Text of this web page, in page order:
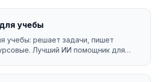
учебы
учебы: решает задачи, пишет
Лучший ИИ помощник для